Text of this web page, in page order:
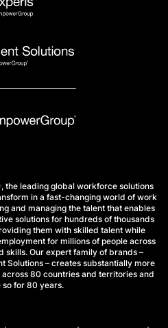
the leading global workforce solutions
in a fast-changing world of work
and managing the talent that enables
solutions for hundreds of thousands
them with skilled talent while
for millions of people across
skills. Our expert family of brands –
Solutions – creates substantially more
80 countries and territories and
so for 80 years.